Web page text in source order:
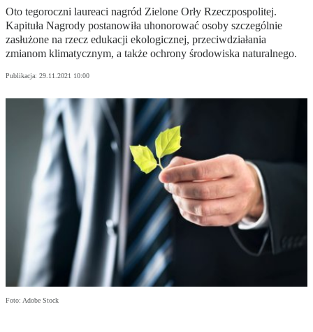
Oto tegoroczni laureaci nagród Zielone Orły Rzeczpospolitej.
Kapituła Nagrody postanowiła uhonorować osoby szczególnie
zasłużone na rzecz edukacji ekologicznej, przeciwdziałania
zmianom klimatycznym, a także ochrony środowiska naturalnego.
Publikacja: 29.11.2021 10:00
Foto: Adobe Stock